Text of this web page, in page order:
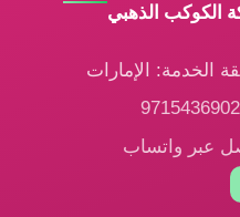
الكوكب الذهبي
الخدمة: الإمارات
عبر واتساب